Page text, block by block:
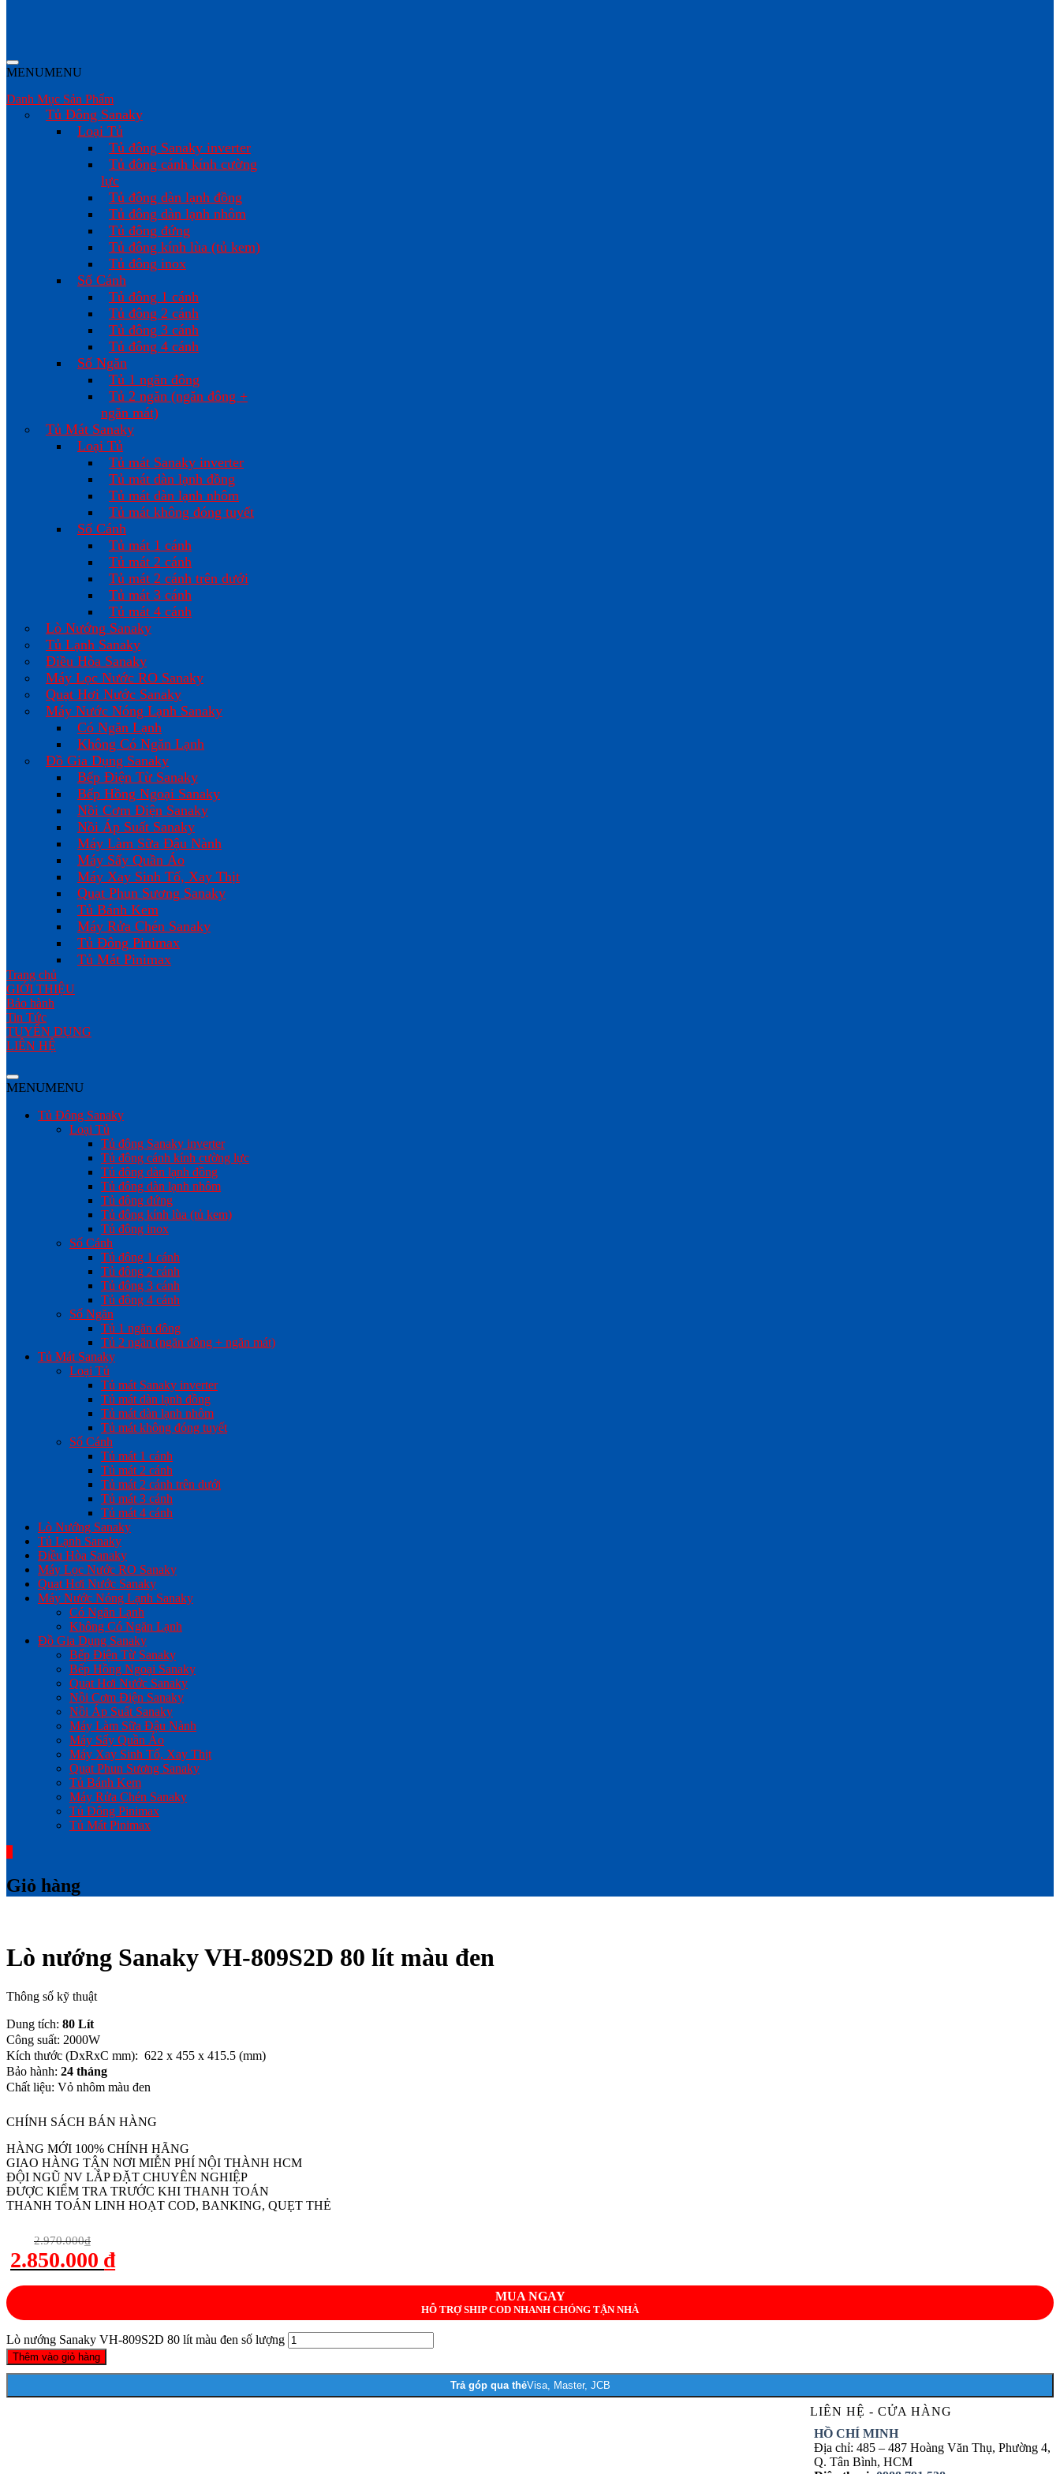
MENUMENU
Danh Mục Sản Phẩm
Tủ Đông Sanaky
Loại Tủ
Tủ đông Sanaky inverter
Tủ đông cánh kính cường
lực
Tủ đông dàn lạnh đồng
Tủ đông dàn lạnh nhôm
Tủ đông đứng
Tủ đông kính lùa (tủ kem)
Tủ đông inox
Số Cánh
Tủ đông 1 cánh
Tủ đông 2 cánh
Tủ đông 3 cánh
Tủ đông 4 cánh
Số Ngăn
Tủ 1 ngăn đông
Tủ 2 ngăn (ngăn đông +
ngăn mát)
Tủ Mát Sanaky
Loại Tủ
Tủ mát Sanaky inverter
Tủ mát dàn lạnh đồng
Tủ mát dàn lạnh nhôm
Tủ mát không đóng tuyết
Số Cánh
Tủ mát 1 cánh
Tủ mát 2 cánh
Tủ mát 2 cánh trên dưới
Tủ mát 3 cánh
Tủ mát 4 cánh
Lò Nướng Sanaky
Tủ Lạnh Sanaky
Điều Hòa Sanaky
Máy Lọc Nước RO Sanaky
Quạt Hơi Nước Sanaky
Máy Nước Nóng Lạnh Sanaky
Có Ngăn Lạnh
Không Có Ngăn Lạnh
Đồ Gia Dụng Sanaky
Bếp Điện Từ Sanaky
Bếp Hồng Ngoại Sanaky
Nồi Cơm Điện Sanaky
Nồi Áp Suất Sanaky
Máy Làm Sữa Đậu Nành
Máy Sấy Quần Áo
Máy Xay Sinh Tố, Xay Thịt
Quạt Phun Sương Sanaky
Tủ Bánh Kem
Máy Rửa Chén Sanaky
Tủ Đông Pinimax
Tủ Mát Pinimax
Trang chủ
GIỚI THIỆU
Bảo hành
Tin Tức
TUYỂN DỤNG
LIÊN HỆ
MENUMENU
Tủ Đông Sanaky
Loại Tủ
Tủ đông Sanaky inverter
Tủ đông cánh kính cường lực
Tủ đông dàn lạnh đồng
Tủ đông dàn lạnh nhôm
Tủ đông đứng
Tủ đông kính lùa (tủ kem)
Tủ đông inox
Số Cánh
Tủ đông 1 cánh
Tủ đông 2 cánh
Tủ đông 3 cánh
Tủ đông 4 cánh
Số Ngăn
Tủ 1 ngăn đông
Tủ 2 ngăn (ngăn đông + ngăn mát)
Tủ Mát Sanaky
Loại Tủ
Tủ mát Sanaky inverter
Tủ mát dàn lạnh đồng
Tủ mát dàn lạnh nhôm
Tủ mát không đóng tuyết
Số Cánh
Tủ mát 1 cánh
Tủ mát 2 cánh
Tủ mát 2 cánh trên dưới
Tủ mát 3 cánh
Tủ mát 4 cánh
Lò Nướng Sanaky
Tủ Lạnh Sanaky
Điều Hòa Sanaky
Máy Lọc Nước RO Sanaky
Quạt Hơi Nước Sanaky
Máy Nước Nóng Lạnh Sanaky
Có Ngăn Lạnh
Không Có Ngăn Lạnh
Đồ Gia Dụng Sanaky
Bếp Điện Từ Sanaky
Bếp Hồng Ngoại Sanaky
Quạt Hơi Nước Sanaky
Nồi Cơm Điện Sanaky
Nồi Áp Suất Sanaky
Máy Làm Sữa Đậu Nành
Máy Sấy Quần Áo
Máy Xay Sinh Tố, Xay Thịt
Quạt Phun Sương Sanaky
Tủ Bánh Kem
Máy Rửa Chén Sanaky
Tủ Đông Pinimax
Tủ Mát Pinimax
Giỏ hàng
Lò nướng Sanaky VH-809S2D 80 lít màu đen
Thông số kỹ thuật
Dung tích: 80 Lít
Công suất: 2000W
Kích thước (DxRxC mm): 622 x 455 x 415.5 (mm)
Bảo hành: 24 tháng
Chất liệu: Vỏ nhôm màu đen
CHÍNH SÁCH BÁN HÀNG
HÀNG MỚI 100% CHÍNH HÃNG
GIAO HÀNG TẬN NƠI MIỄN PHÍ NỘI THÀNH HCM
ĐỘI NGŨ NV LẮP ĐẶT CHUYÊN NGHIỆP
ĐƯỢC KIỂM TRA TRƯỚC KHI THANH TOÁN
THANH TOÁN LINH HOẠT COD, BANKING, QUẸT THẺ
2.970.000₫
2.850.000 ₫
MUA NGAY
HỖ TRỢ SHIP COD NHANH CHÓNG TẬN NHÀ
Lò nướng Sanaky VH-809S2D 80 lít màu đen số lượng
Thêm vào giỏ hàng
Trả góp qua thẻVisa, Master, JCB
LIÊN HỆ - CỬA HÀNG
HỒ CHÍ MINH
Địa chỉ: 485 – 487 Hoàng Văn Thụ, Phường 4,
Q. Tân Bình, HCM